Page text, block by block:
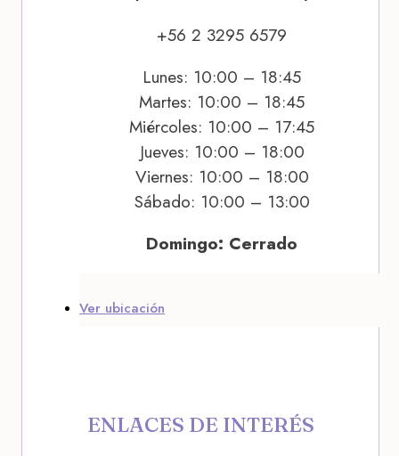
+56 2 3295 6579
Lunes: 10:00 – 18:45
Martes: 10:00 – 18:45
Miércoles: 10:00 – 17:45
Jueves: 10:00 – 18:00
Viernes: 10:00 – 18:00
Sábado: 10:00 – 13:00
Domingo: Cerrado
Ver ubicación
ENLACES DE INTERÉS